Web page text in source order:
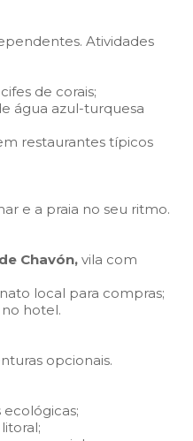
Atividades
de corais;
água azul-turquesa
restaurantes típicos
e a praia no seu ritmo.
Chavón,vila com
local para compras;
hotel.
opcionais.